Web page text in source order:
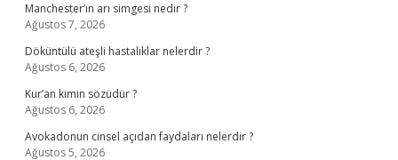
Manchester’ın arı simgesi nedir ?
Ağustos 7, 2026
Döküntülü ateşli hastalıklar nelerdir ?
Ağustos 6, 2026
Kur’an kimin sözüdür ?
Ağustos 6, 2026
Avokadonun cinsel açıdan faydaları nelerdir ?
Ağustos 5, 2026